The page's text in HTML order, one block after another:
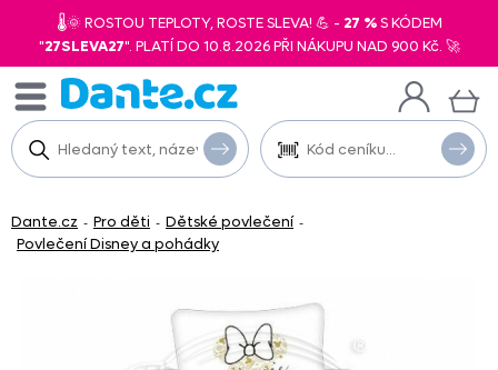
🌡️🌞 ROSTOU TEPLOTY, ROSTE SLEVA! 💪 - 27 %S KÓDEM
"27SLEVA27". PLATÍ DO 10.8.2026 PŘI NÁKUPU NAD 900 Kč. 🚀
Dante.cz - Pro děti - Dětské povlečení -
Povlečení Disney a pohádky